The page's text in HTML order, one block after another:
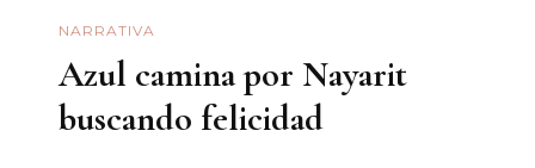
NARRATIVA
Azul camina por Nayarit
buscando felicidad